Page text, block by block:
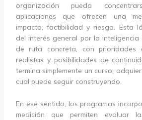
organización pueda
aplicaciones que ofrecen una
impacto, factibilidad y riesgo. Esta
del interés general por la
de ruta concreta, con prioridades
realistas y posibilidades de
termina simplemente un curso;
cual puede seguir construyendo.
En ese sentido, los programas
medición que permiten evaluar